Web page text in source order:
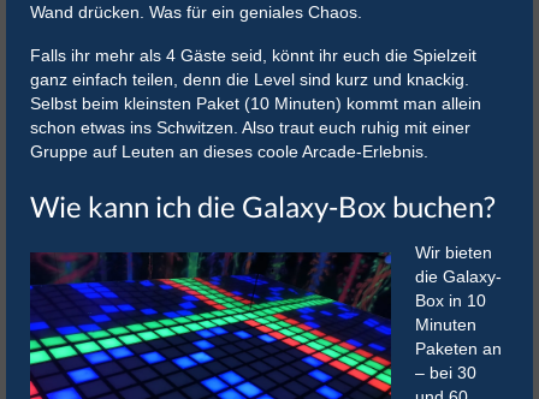
Wand drücken. Was für ein geniales Chaos.
Falls ihr mehr als 4 Gäste seid, könnt ihr euch die Spielzeit
ganz einfach teilen, denn die Level sind kurz und knackig.
Selbst beim kleinsten Paket (10 Minuten) kommt man allein
schon etwas ins Schwitzen. Also traut euch ruhig mit einer
Gruppe auf Leuten an dieses coole Arcade-Erlebnis.
Wie kann ich die Galaxy-Box buchen?
Wir bieten
die Galaxy-
Box in 10
Minuten
Paketen an
– bei 30